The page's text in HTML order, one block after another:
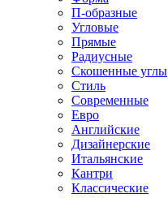
П-образные
Угловые
Прямые
Радиусные
Скошенные углы
Стиль
Современные
Евро
Английские
Дизайнерские
Итальянские
Кантри
Классические